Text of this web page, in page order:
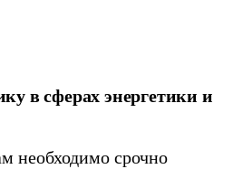
в сферах энергетики и
необходимо срочно